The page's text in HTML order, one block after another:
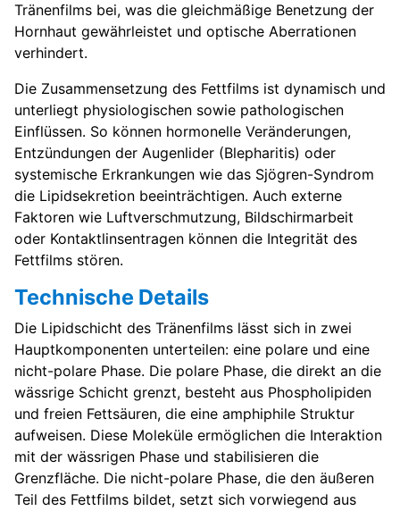
Tränenfilms bei, was die gleichmäßige Benetzung der
Hornhaut gewährleistet und optische Aberrationen
verhindert.
Die Zusammensetzung des Fettfilms ist dynamisch und
unterliegt physiologischen sowie pathologischen
Einflüssen. So können hormonelle Veränderungen,
Entzündungen der Augenlider (Blepharitis) oder
systemische Erkrankungen wie das Sjögren-Syndrom
die Lipidsekretion beeinträchtigen. Auch externe
Faktoren wie Luftverschmutzung, Bildschirmarbeit
oder Kontaktlinsentragen können die Integrität des
Fettfilms stören.
Technische Details
Die Lipidschicht des Tränenfilms lässt sich in zwei
Hauptkomponenten unterteilen: eine polare und eine
nicht-polare Phase. Die polare Phase, die direkt an die
wässrige Schicht grenzt, besteht aus Phospholipiden
und freien Fettsäuren, die eine amphiphile Struktur
aufweisen. Diese Moleküle ermöglichen die Interaktion
mit der wässrigen Phase und stabilisieren die
Grenzfläche. Die nicht-polare Phase, die den äußeren
Teil des Fettfilms bildet, setzt sich vorwiegend aus